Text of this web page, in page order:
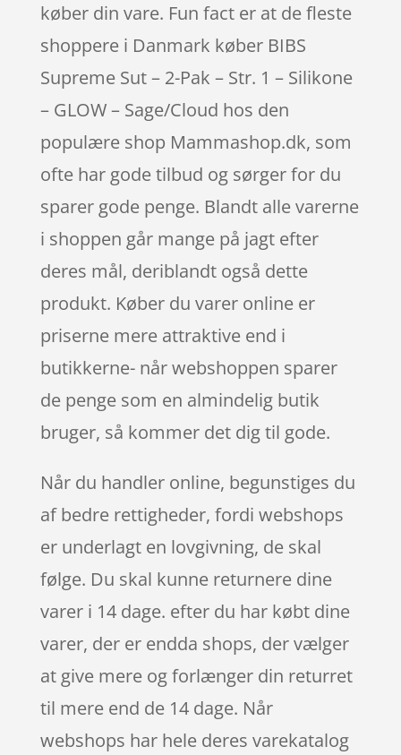
køber din vare. Fun fact er at de fleste
shoppere i Danmark køber BIBS
Supreme Sut – 2-Pak – Str. 1 – Silikone
– GLOW – Sage/Cloud hos den
populære shop Mammashop.dk, som
ofte har gode tilbud og sørger for du
sparer gode penge. Blandt alle varerne
i shoppen går mange på jagt efter
deres mål, deriblandt også dette
produkt. Køber du varer online er
priserne mere attraktive end i
butikkerne- når webshoppen sparer
de penge som en almindelig butik
bruger, så kommer det dig til gode.
Når du handler online, begunstiges du
af bedre rettigheder, fordi webshops
er underlagt en lovgivning, de skal
følge. Du skal kunne returnere dine
varer i 14 dage. efter du har købt dine
varer, der er endda shops, der vælger
at give mere og forlænger din returret
til mere end de 14 dage. Når
webshops har hele deres varekatalog